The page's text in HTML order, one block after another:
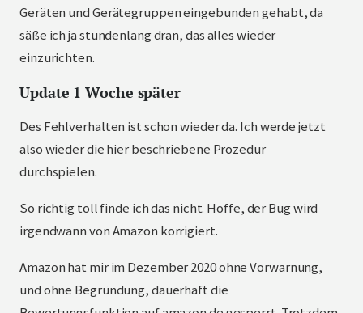
Geräten und Gerätegruppen eingebunden gehabt, da
säße ich ja stundenlang dran, das alles wieder
einzurichten.
Update 1 Woche später
Des Fehlverhalten ist schon wieder da. Ich werde jetzt
also wieder die hier beschriebene Prozedur
durchspielen.
So richtig toll finde ich das nicht. Hoffe, der Bug wird
irgendwann von Amazon korrigiert.
Amazon hat mir im Dezember 2020 ohne Vorwarnung,
und ohne Begründung, dauerhaft die